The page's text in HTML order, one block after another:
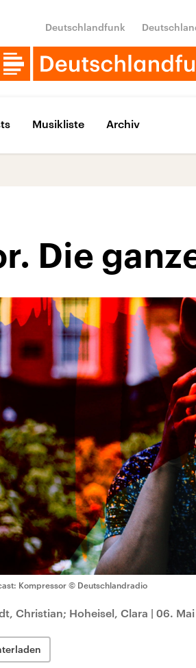
Deutschlandfunk
Musikliste Archiv
Die
Kompressor © Deutschlandradio
Christian; Hoheisel, Clara | 06.